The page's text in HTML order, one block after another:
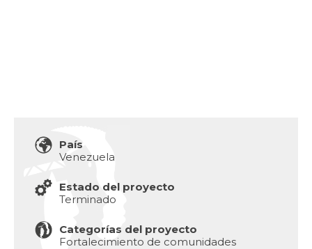
País
Venezuela
Estado del proyecto
Terminado
Categorías del proyecto
Fortalecimiento de comunidades